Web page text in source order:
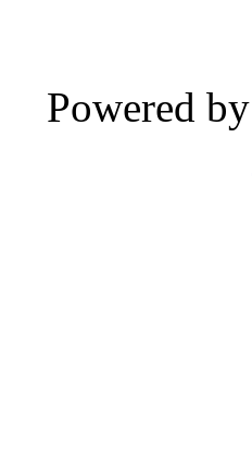
Powered by